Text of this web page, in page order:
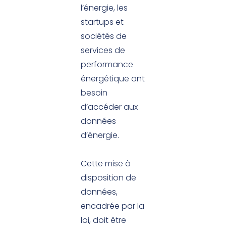
l’énergie, les
startups et
sociétés de
services de
performance
énergétique ont
besoin
d’accéder aux
données
d’énergie.
Cette mise à
disposition de
données,
encadrée par la
loi, doit être